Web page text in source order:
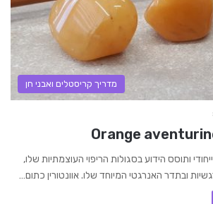
מדריך קריסטלים ואבני חן
ותוסס הידוע בסגולות הריפוי העוצמתיות שלו,
ובתדר האנרגטי המיוחד שלו. אוונטורין כתום…